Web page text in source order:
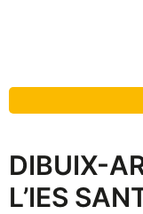
DIBUIX-
L’IES